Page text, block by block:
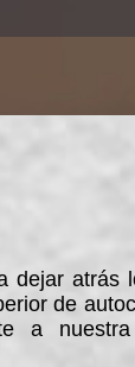
dejar atrás
de
a nuestra